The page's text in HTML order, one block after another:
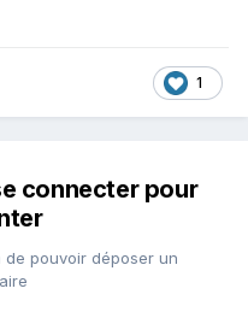
1
connecter pour
pouvoir déposer un